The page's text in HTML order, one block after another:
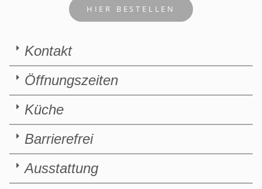
HIER BESTELLEN
Kontakt
Öffnungszeiten
Küche
Barrierefrei
Ausstattung